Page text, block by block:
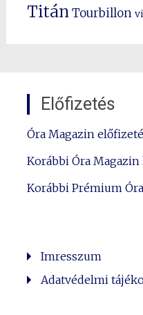
Titán Tourbillon
Előfizetés
Óra Magazin
Korábbi Óra
Korábbi Prémium
Imresszum
Adatvédelmi